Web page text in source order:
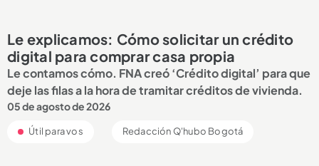
Le explicamos: Cómo solicitar un crédito
digital para comprar casa propia
Le contamos cómo. FNA creó ‘Crédito digital’ para que
deje las filas a la hora de tramitar créditos de vivienda.
05 de agosto de 2026
Útil para vos Redacción Q'hubo Bogotá